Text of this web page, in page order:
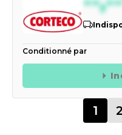
Conditionné par
1 2